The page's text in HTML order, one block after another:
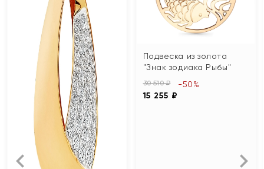
Подвеска из золота
"Знак зодиака Рыбы"
30 510 ₽
15 255 ₽
-50%